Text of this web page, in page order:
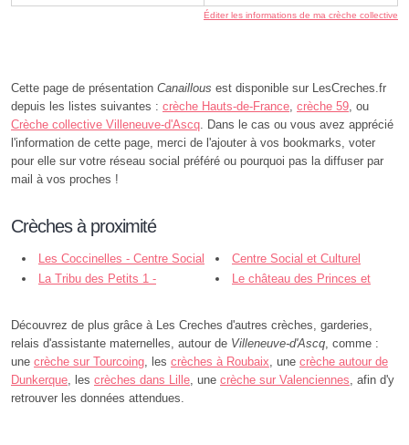
Éditer les informations de ma crèche collective
Cette page de présentation Canaillous est disponible sur LesCreches.fr
depuis les listes suivantes : crèche Hauts-de-France crèche 59 , ou
Crèche collective Villeneuve-d'Ascq . Dans le cas ou vous avez apprécié
l'information de cette page, merci de l'ajouter à vos bookmarks, voter
pour elle sur votre réseau social préféré ou pourquoi pas la diffuser par
mail à vos proches !
Crèches à proximité
Les Coccinelles - Centre Social
et Culturel Cocteau - Villeneuve-
Centre Social et Culturel
Cocteau - Villeneuve-d'Ascq
La Tribu des Petits 1 -
Le château des Princes et
Découvrez de plus grâce à Les Creches d'autres crèches, garderies,
relais d'assistante maternelles, autour de Villeneuve-d'Ascq , comme :
une crèche sur Tourcoing , les crèches à Roubaix , une crèche autour de
Dunkerque , les crèches dans Lille , une crèche sur Valenciennes , afin d'y
retrouver les données attendues.